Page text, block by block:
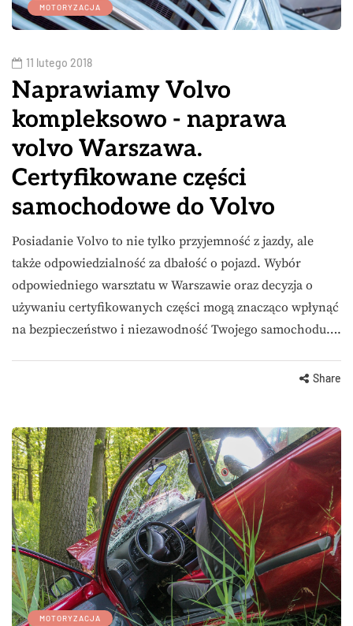
MOTORYZACJA
11 lutego 2018
Naprawiamy Volvo
kompleksowo - naprawa
volvo Warszawa.
Certyfikowane części
samochodowe do Volvo
Posiadanie Volvo to nie tylko przyjemność z jazdy, ale
także odpowiedzialność za dbałość o pojazd. Wybór
odpowiedniego warsztatu w Warszawie oraz decyzja o
używaniu certyfikowanych części mogą znacząco wpłynąć
na bezpieczeństwo i niezawodność Twojego samochodu….
Share
MOTORYZACJA